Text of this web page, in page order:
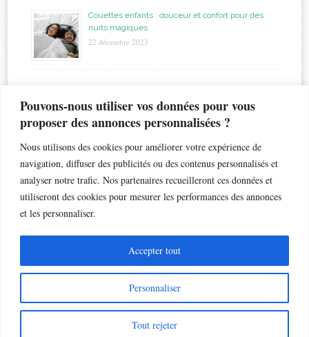
Pouvons-nous utiliser vos données pour vous
proposer des annonces personnalisées ?
Nous utilisons des cookies pour améliorer votre expérience de
navigation, diffuser des publicités ou des contenus personnalisés et
analyser notre trafic. Nos partenaires recueilleront ces données et
utiliseront des cookies pour mesurer les performances des annonces
et les personnaliser.
Personnaliser
Tout rejeter
Accepter tout
Couettes enfants : douceur et confort pour des
nuits magiques
22 décembre 2023
accouchement allaitement astuces bapteme beauté
bronchiolite bébé cadeau chaleur chambre chocolat
coiffure crèche dents de lait droits enfant enfants esthétique
gateau grossesse grossesse géméllaire jouet
jumeaux
naissance nounou Noël petite enfance
voyage école
ME CONTACTER MENTIONS LÉGALES